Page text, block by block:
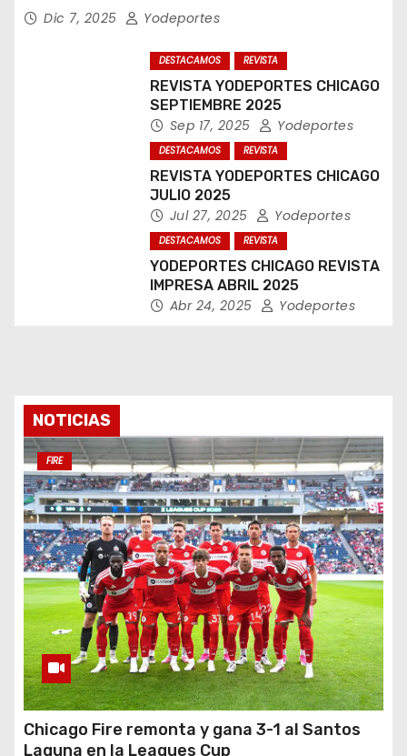
Dic 7, 2025 Yodeportes
DESTACAMOS REVISTA
REVISTA YODEPORTES CHICAGO
SEPTIEMBRE 2025
Sep 17, 2025 Yodeportes
DESTACAMOS REVISTA
REVISTA YODEPORTES CHICAGO
JULIO 2025
Jul 27, 2025 Yodeportes
DESTACAMOS REVISTA
YODEPORTES CHICAGO REVISTA
IMPRESA ABRIL 2025
Abr 24, 2025 Yodeportes
NOTICIAS
FIRE
Chicago Fire remonta y gana 3-1 al Santos
Laguna en la Leagues Cup